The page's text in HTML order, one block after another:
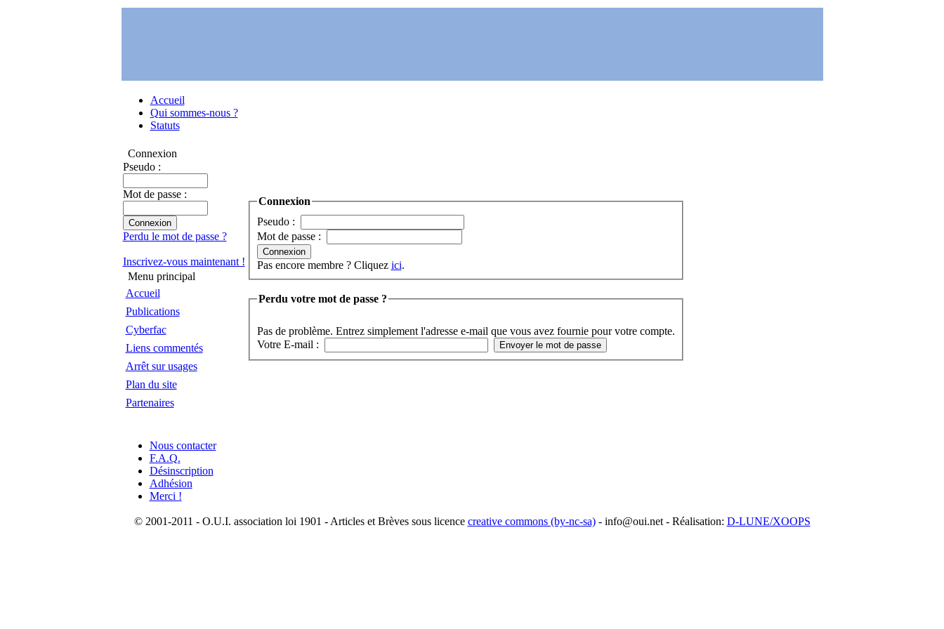
Accueil
Qui sommes-nous ?
Statuts
Connexion
Pseudo :
Mot de passe :
Perdu le mot de passe ?
Inscrivez-vous maintenant !
Menu principal
Accueil
Publications
Cyberfac
Liens commentés
Arrêt sur usages
Plan du site
Partenaires
Connexion
Pseudo :
Mot de passe :
Pas encore membre ? Cliquez ici.
Perdu votre mot de passe ?
Pas de problème. Entrez simplement l'adresse e-mail que vous avez fournie pour votre compte.
Votre E-mail :
Nous contacter
F.A.Q.
Désinscription
Adhésion
Merci !
© 2001-2011 - O.U.I. association loi 1901 - Articles et Brèves sous licence creative commons (by-nc-sa)- info@oui.net - Réalisation: D-LUNE/XOOPS